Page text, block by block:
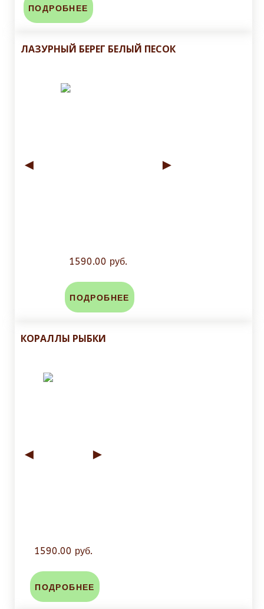
ПОДРОБНЕЕ
ЛАЗУРНЫЙ БЕРЕГ БЕЛЫЙ ПЕСОК
◄ ►
1590.00 руб.
ПОДРОБНЕЕ
КОРАЛЛЫ РЫБКИ
◄ ►
1590.00 руб.
ПОДРОБНЕЕ